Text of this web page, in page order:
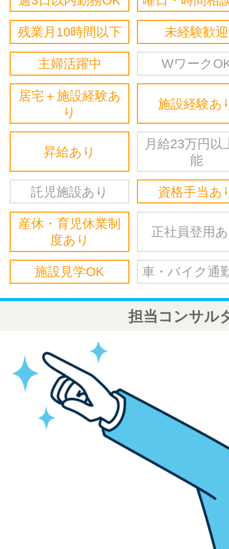
残業月10時間以下 未経験歓迎
主婦活躍中 Wワーク
居宅＋施設経験あ
り
施設経験あ
昇給あり
月給23万円以
能
託児施設あり 資格手当あ
産休・育児休業制
度あり
正社員登用
施設見学OK 車・バイク通
担当コンサル